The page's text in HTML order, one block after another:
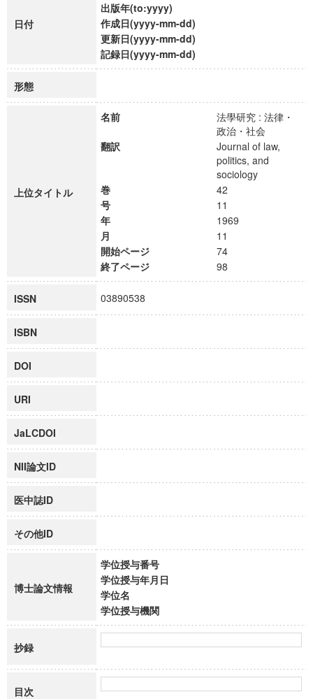
日付
出版年(to:yyyy)
作成日(yyyy-mm-dd)
更新日(yyyy-mm-dd)
記録日(yyyy-mm-dd)
形態
上位タイトル
名前
法學研究 : 法律・
政治・社会
翻訳
Journal of law,
politics, and
sociology
巻
42
号
11
年
1969
月
11
開始ページ
74
終了ページ
98
ISSN 03890538
ISBN
DOI
URI
JaLCDOI
NII論文ID
医中誌ID
その他ID
博士論文情報
学位授与番号
学位授与年月日
学位名
学位授与機関
抄録
目次